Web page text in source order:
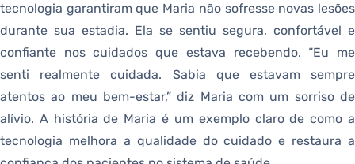
tecnologia garantiram que Maria não sofresse novas lesões
durante sua estadia. Ela se sentiu segura, confortável e
confiante nos cuidados que estava recebendo. “Eu me
senti realmente cuidada. Sabia que estavam sempre
atentos ao meu bem-estar,” diz Maria com um sorriso de
alívio. A história de Maria é um exemplo claro de como a
tecnologia melhora a qualidade do cuidado e restaura a